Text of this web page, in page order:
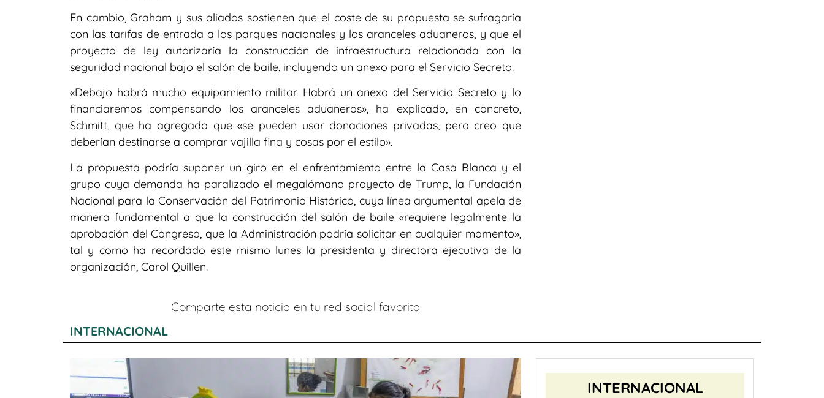
En cambio, Graham y sus aliados sostienen que el coste de su propuesta se sufragaría
con las tarifas de entrada a los parques nacionales y los aranceles aduaneros, y que el
proyecto de ley autorizaría la construcción de infraestructura relacionada con la
seguridad nacional bajo el salón de baile, incluyendo un anexo para el Servicio Secreto.
«Debajo habrá mucho equipamiento militar. Habrá un anexo del Servicio Secreto y lo
financiaremos compensando los aranceles aduaneros», ha explicado, en concreto,
Schmitt, que ha agregado que «se pueden usar donaciones privadas, pero creo que
deberían destinarse a comprar vajilla fina y cosas por el estilo».
La propuesta podría suponer un giro en el enfrentamiento entre la Casa Blanca y el
grupo cuya demanda ha paralizado el megalómano proyecto de Trump, la Fundación
Nacional para la Conservación del Patrimonio Histórico, cuya línea argumental apela de
manera fundamental a que la construcción del salón de baile «requiere legalmente la
aprobación del Congreso, que la Administración podría solicitar en cualquier momento»,
tal y como ha recordado este mismo lunes la presidenta y directora ejecutiva de la
organización, Carol Quillen.
Comparte esta noticia en tu red social favorita
INTERNACIONAL
INTERNACIONAL